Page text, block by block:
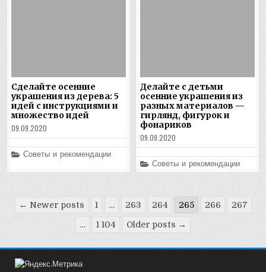
Сделайте осенние
украшения из дерева: 5
идей с инструкциями и
множество идей
09.09.2020
Posted
Советы и рекомендации
Делайте с детьми
осенние украшения из
разных материалов —
гирлянд, фигурок и
фонариков
09.09.2020
Posted
in
Советы и рекомендации
Пагинация
← Newer posts 1 … 263 264 265 266 267
… 1 104 Older posts →